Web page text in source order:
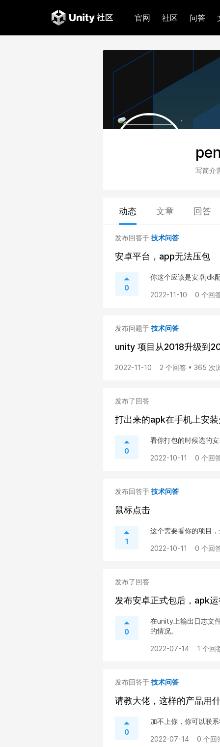
官网 社区 问答
写简介
动态 文章 回答
发布回答于 技术问答
安卓平台，app无法压包
0
你这个应该是安卓jdk
2022-11-10 0 个回
发布问题于 技术问答
unity 项目从2018升级到
2022-11-10 2 个回答 • 365 次
发布了回答
打出来的apk在手机上安
0
看你打包的时候选的
2022-10-11 0 个回
发布回答于 技术问答
鼠标点击
1
这个需要看你的项目
2022-10-11 0 个回
发布了回答
发布安卓正式包后，apk
0
在unity上输出日志文
的情况。
2022-07-14 1 个回
发布回答于 技术问答
请教大佬，这样的产品用
0
加不上你，你可以联
2022-07-14 0 个回